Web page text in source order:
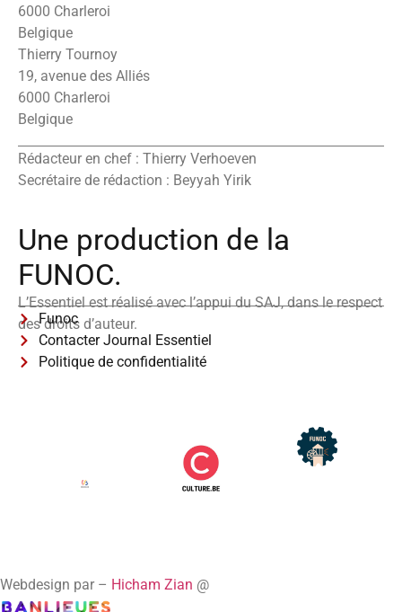
6000 Charleroi
Belgique
Thierry Tournoy
19, avenue des Alliés
6000 Charleroi
Belgique
Rédacteur en chef : Thierry Verhoeven
Secrétaire de rédaction : Beyyah Yirik
Une production de la
FUNOC.
L’Essentiel est réalisé avec l’appui du SAJ, dans le respect
des droits d’auteur.
Funoc
Contacter Journal Essentiel
Politique de confidentialité
Webdesign par – Hicham Zian @